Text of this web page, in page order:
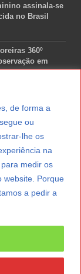
de forma a
ou
lhe os
na
medir os
website. Porque
a pedir a
assinala-se
no Brasil
360º
em
de liderança